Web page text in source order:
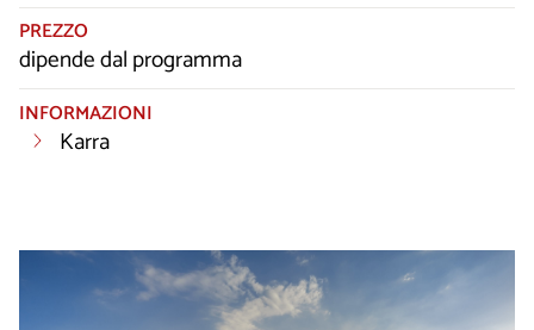
PREZZO
dipende dal programma
INFORMAZIONI
Karra